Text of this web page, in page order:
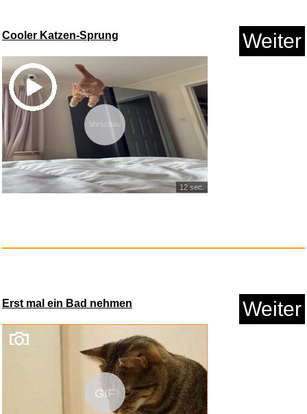
AYBAL Uhrenhand-
Kolbenabzieher...
ZOZOVR Tragetasche für Me...
Cooler Katzen-Sprung Weiter
Vorschau
12 sec.
Erst mal ein Bad nehmen Weiter
GIF